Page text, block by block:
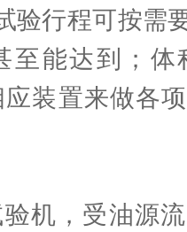
验行程可按需
至能达到；体
装置来做各
机，受油源